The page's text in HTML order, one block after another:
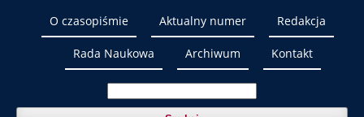
O czasopiśmie Aktualny numer Redakcja
Rada Naukowa Archiwum Kontakt